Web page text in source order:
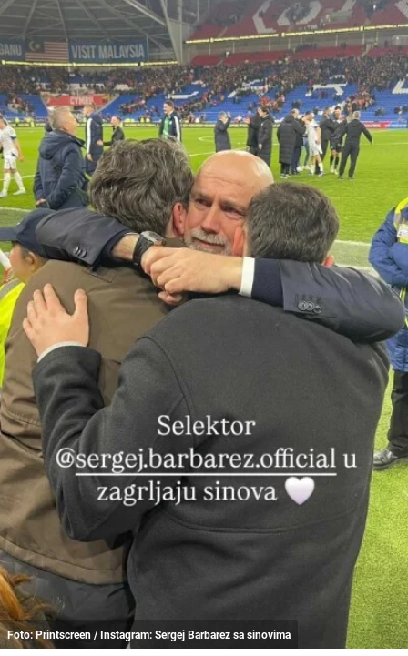
Foto: Printscreen / Instagram: Sergej Barbarez sa sinovima